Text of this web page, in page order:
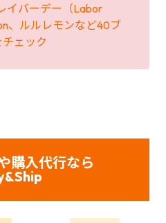
イバーデー（Labor
、ルルレモンなど40ブ
ェック
購入代行なら